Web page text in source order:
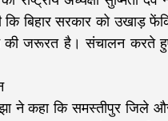
बिहार सरकार को उखाड़
जरूरत है। संचालन करते हुए
ने कहा कि समस्तीपुर जिले